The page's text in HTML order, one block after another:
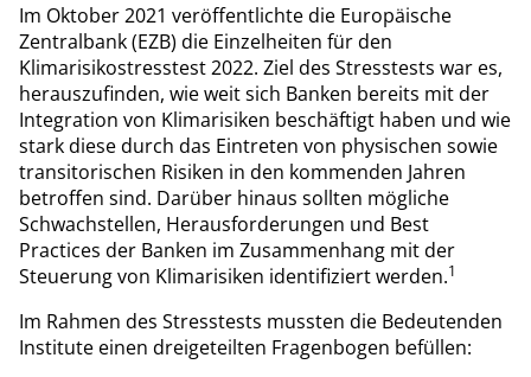
Im Oktober 2021 veröffentlichte die Europäische
Zentralbank (EZB) die Einzelheiten für den
Klimarisikostresstest 2022. Ziel des Stresstests war es,
herauszufinden, wie weit sich Banken bereits mit der
Integration von Klimarisiken beschäftigt haben und wie
stark diese durch das Eintreten von physischen sowie
transitorischen Risiken in den kommenden Jahren
betroffen sind. Darüber hinaus sollten mögliche
Schwachstellen, Herausforderungen und Best
Practices der Banken im Zusammenhang mit der
Steuerung von Klimarisiken identifiziert werden.1
Im Rahmen des Stresstests mussten die Bedeutenden
Institute einen dreigeteilten Fragenbogen befüllen: